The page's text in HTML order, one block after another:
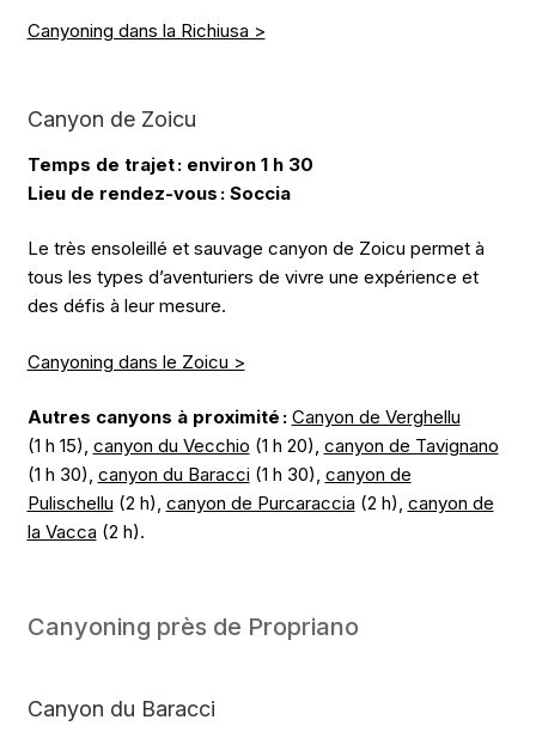
Canyoning dans la Richiusa >
Canyon de Zoicu
Temps de trajet : environ 1 h 30
Lieu de rendez-vous : Soccia
Le très ensoleillé et sauvage canyon de Zoicu permet à
tous les types d’aventuriers de vivre une expérience et
des défis à leur mesure.
Canyoning dans le Zoicu >
Autres canyons à proximité : Canyon de Verghellu
(1 h 15), canyon du Vecchio (1 h 20), canyon de Tavignano
(1 h 30), canyon du Baracci (1 h 30), canyon de
Pulischellu (2 h), canyon de Purcaraccia (2 h), canyon de
la Vacca (2 h).
Canyoning près de Propriano
Canyon du Baracci